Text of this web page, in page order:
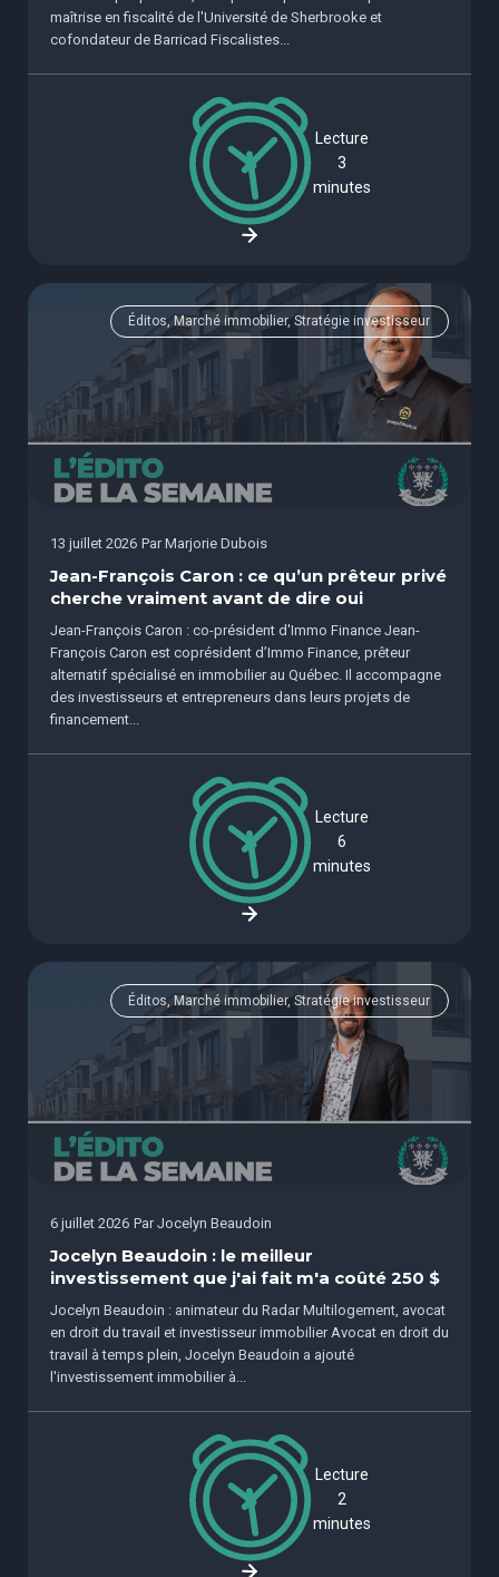
maîtrise en fiscalité de l'Université de Sherbrooke et
cofondateur de Barricad Fiscalistes...
Lecture
3
minutes
Éditos, Marché immobilier, Stratégie investisseur
13 juillet 2026 Par Marjorie Dubois
Jean-François Caron : ce qu’un prêteur privé
cherche vraiment avant de dire oui
Jean-François Caron : co-président d'Immo Finance Jean-
François Caron est coprésident d’Immo Finance, prêteur
alternatif spécialisé en immobilier au Québec. Il accompagne
des investisseurs et entrepreneurs dans leurs projets de
financement...
Lecture
6
minutes
Éditos, Marché immobilier, Stratégie investisseur
6 juillet 2026 Par Jocelyn Beaudoin
Jocelyn Beaudoin : le meilleur
investissement que j'ai fait m'a coûté 250 $
Jocelyn Beaudoin : animateur du Radar Multilogement, avocat
en droit du travail et investisseur immobilier Avocat en droit du
travail à temps plein, Jocelyn Beaudoin a ajouté
l'investissement immobilier à...
Lecture
2
minutes